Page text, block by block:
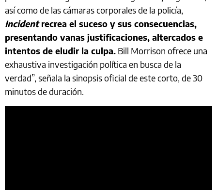
así como de las cámaras corporales de la policía,
Incidentrecrea el suceso y sus consecuencias,
presentando vanas justificaciones, altercados e
intentos de eludir la culpa. Bill Morrison ofrece una
exhaustiva investigación política en busca de la
verdad”, señala la sinopsis oficial de este corto, de 30
minutos de duración.